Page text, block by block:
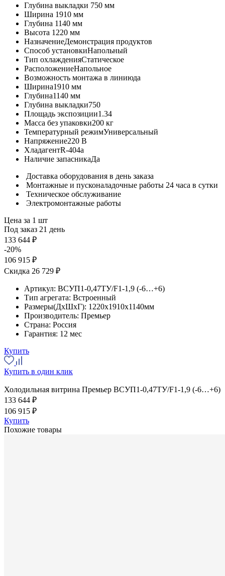
Глубина выкладки 750 мм
Ширина 1910 мм
Глубина 1140 мм
Высота 1220 мм
НазначениеДемонстрация продуктов
Способ установкиНапольный
Тип охлажденияСтатическое
РасположениеНапольное
Возможность монтажа в линиюда
Ширина1910 мм
Глубина1140 мм
Глубина выкладки750
Площадь экспозиции1.34
Масса без упаковки200 кг
Температурный режимУниверсальный
Напряжение220 В
ХладагентR-404a
Наличие запасникаДа
Доставка оборудования в день заказа
Монтажные и пусконаладочные работы 24 часа в сутки
Техническое обслуживание
Электромонтажные работы
Цена за 1 шт
Под заказ 21 день
133 644 ₽
-20%
106 915 ₽
Скидка 26 729 ₽
Артикул: ВСУП1-0,47ТУ/F1-1,9 (-6…+6)
Тип агрегата: Встроенный
Размеры(ДхШхГ): 1220x1910x1140мм
Производитель: Премьер
Страна: Россия
Гарантия: 12 мес
Купить
Купить в один клик
Холодильная витрина Премьер ВСУП1-0,47ТУ/F1-1,9 (-6…+6)
133 644 ₽
106 915 ₽
Купить
Похожие товары